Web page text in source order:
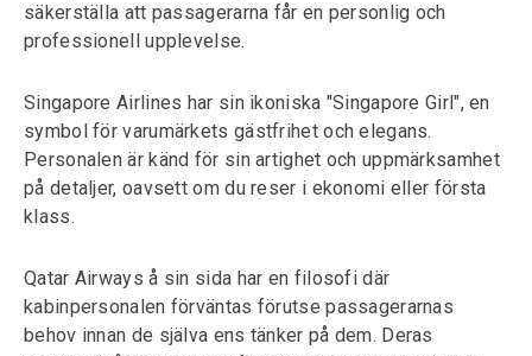
säkerställa att passagerarna får en personlig och
professionell upplevelse.
Singapore Airlines har sin ikoniska "Singapore Girl", en
symbol för varumärkets gästfrihet och elegans.
Personalen är känd för sin artighet och uppmärksamhet
på detaljer, oavsett om du reser i ekonomi eller första
klass.
Qatar Airways å sin sida har en filosofi där
kabinpersonalen förväntas förutse passagerarnas
behov innan de själva ens tänker på dem. Deras